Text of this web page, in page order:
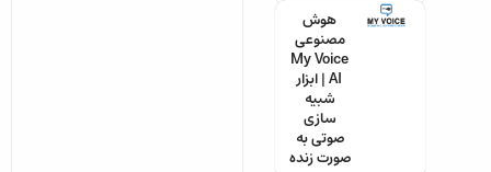
هوش
مصنوعی
My Voice
AI | ابزار
شبیه
سازی
صوتی به
صورت زنده